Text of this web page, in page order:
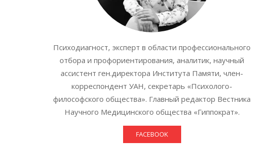
Психодиагност, эксперт в области профессионального
отбора и профориентирования, аналитик, научный
ассистент ген.директора Института Памяти, член-
корреспондент УАН, секретарь «Психолого-
философского общества». Главный редактор Вестника
Научного Медицинского общества «Гиппократ».
FACEBOOK